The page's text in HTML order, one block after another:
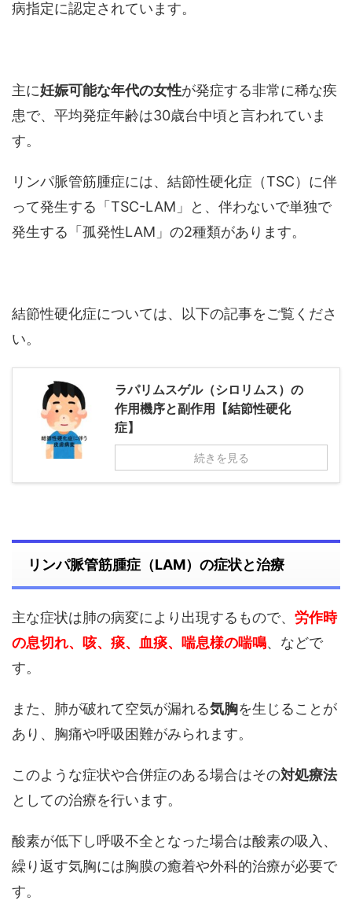
病指定に認定されています。
主に妊娠可能な年代の女性が発症する非常に稀な疾
患で、平均発症年齢は30歳台中頃と言われていま
す。
リンパ脈管筋腫症には、結節性硬化症（TSC）に伴
って発生する「TSC-LAM」と、伴わないで単独で
発生する「孤発性LAM」の2種類があります。
結節性硬化症については、以下の記事をご覧くださ
い。
ラパリムスゲル（シロリムス）の
作用機序と副作用【結節性硬化
症】
続きを見る
リンパ脈管筋腫症（LAM）の症状と治療
主な症状は肺の病変により出現するもので、 労作時
の息切れ、咳、痰、血痰、喘息様の喘鳴、などで
す。
また、肺が破れて空気が漏れる気胸を生じることが
あり、胸痛や呼吸困難がみられます。
このような症状や合併症のある場合はその対処療法
としての治療を行います。
酸素が低下し呼吸不全となった場合は酸素の吸入、
繰り返す気胸には胸膜の癒着や外科的治療が必要で
す。